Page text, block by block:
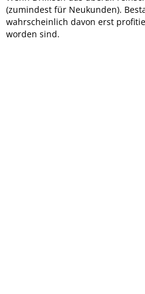
(zumindest für Neukunden).
wahrscheinlich davon erst
worden sind.